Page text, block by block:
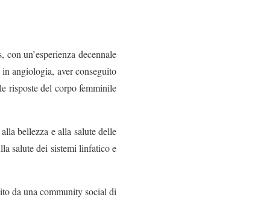
un’esperienza decennale
angiologia, aver conseguito
risposte del corpo femminile
bellezza e alla salute delle
salute dei sistemi linfatico e
da una community social di